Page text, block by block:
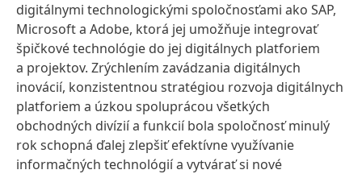
digitálnymi technologickými spoločnosťami ako SAP,
Microsoft a Adobe, ktorá jej umožňuje integrovať
špičkové technológie do jej digitálnych platforiem
a projektov. Zrýchlením zavádzania digitálnych
inovácií, konzistentnou stratégiou rozvoja digitálnych
platforiem a úzkou spoluprácou všetkých
obchodných divízií a funkcií bola spoločnosť minulý
rok schopná ďalej zlepšiť efektívne využívanie
informačných technológií a vytvárať si nové